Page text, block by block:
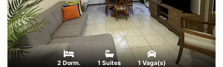
2 Dorm. 1 Suites 1 Vaga(s)